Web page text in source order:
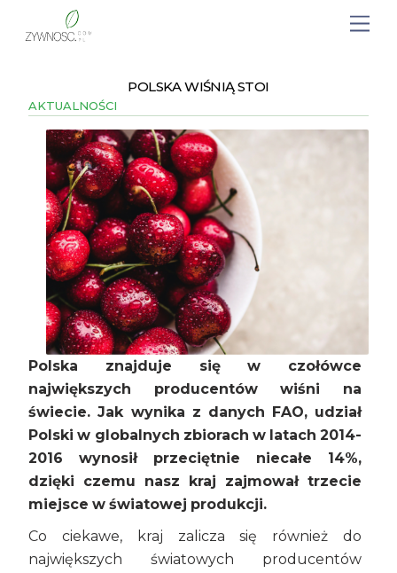
POLSKA WIŚNIĄ STOI
AKTUALNOŚCI
Polska znajduje się w czołówce
największych producentów wiśni na
świecie. Jak wynika z danych FAO, udział
Polski w globalnych zbiorach w latach 2014-
2016 wynosił przeciętnie niecałe 14%,
dzięki czemu nasz kraj zajmował trzecie
miejsce w światowej produkcji.
Co ciekawe, kraj zalicza się również do
największych światowych producentów